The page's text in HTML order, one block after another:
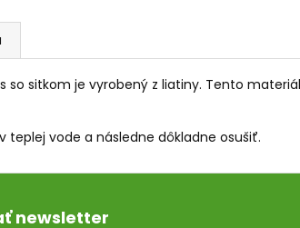
so sitkom je vyrobený z liatiny. Tento
teplej vode a následne dôkladne osušiť.
newsletter